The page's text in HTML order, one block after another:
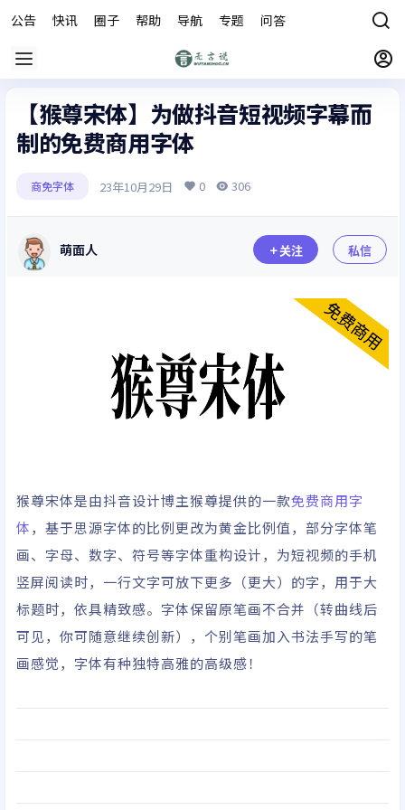
公告 快讯 圈子 帮助 导航 专题 问答
【猴尊宋体】为做抖音短视频字幕而
制的免费商用字体
商免字体 23年10月29日 0 306
萌面人 关注 私信
猴尊宋体是由抖音设计博主猴尊提供的一款免费商用字
体，基于思源字体的比例更改为黄金比例值，部分字体笔
画、字母、数字、符号等字体重构设计，为短视频的手机
竖屏阅读时，一行文字可放下更多（更大）的字，用于大
标题时，依具精致感。字体保留原笔画不合并（转曲线后
可见，你可随意继续创新），个别笔画加入书法手写的笔
画感觉，字体有种独特高雅的高级感！